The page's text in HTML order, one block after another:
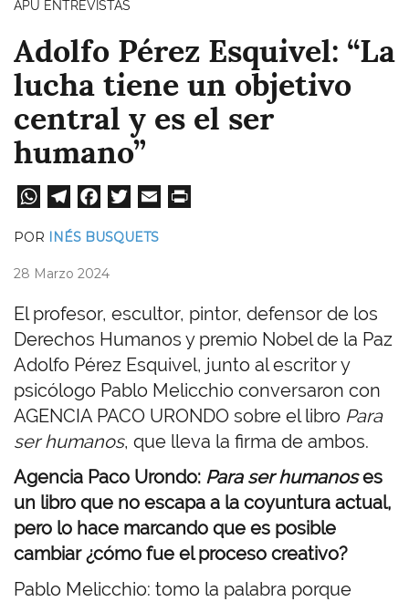
APU ENTREVISTAS
Adolfo Pérez Esquivel: “La
lucha tiene un objetivo
central y es el ser
humano”
W
A
pp
Te
le
a
m
Fa
ok
POR INÉS BUSQUETS
28 Marzo 2024
El profesor, escultor, pintor, defensor de los
Derechos Humanos y premio Nobel de la Paz
Adolfo Pérez Esquivel, junto al escritor y
psicólogo Pablo Melicchio conversaron con
AGENCIA PACO URONDO sobre el libro Para
ser humanos, que lleva la firma de ambos.
Agencia Paco Urondo: Para ser humanoses
un libro que no escapa a la coyuntura actual,
pero lo hace marcando que es posible
cambiar ¿cómo fue el proceso creativo?
Pablo Melicchio: tomo la palabra porque